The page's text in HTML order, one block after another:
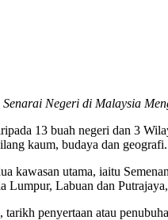
Senarai Negeri di Malaysia
13 buah negeri dan 3
kaum, budaya dan geografi.
kawasan utama, iaitu
Labuan dan
penyertaan atau